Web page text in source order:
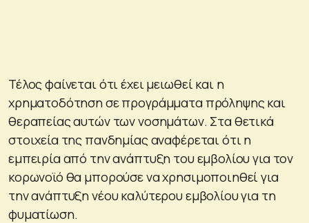
Τέλος φαίνεται ότι έχει μειωθεί και η
χρηματοδότηση σε προγράμματα πρόληψης και
θεραπείας αυτών των νοσημάτων. Στα θετικά
στοιχεία της πανδημίας αναφέρεται ότι η
εμπειρία από την ανάπτυξη του εμβολίου για τον
κορωνοϊό θα μπορούσε να χρησιμοποιηθεί για
την ανάπτυξη νέου καλύτερου εμβολίου για τη
φυματίωση.